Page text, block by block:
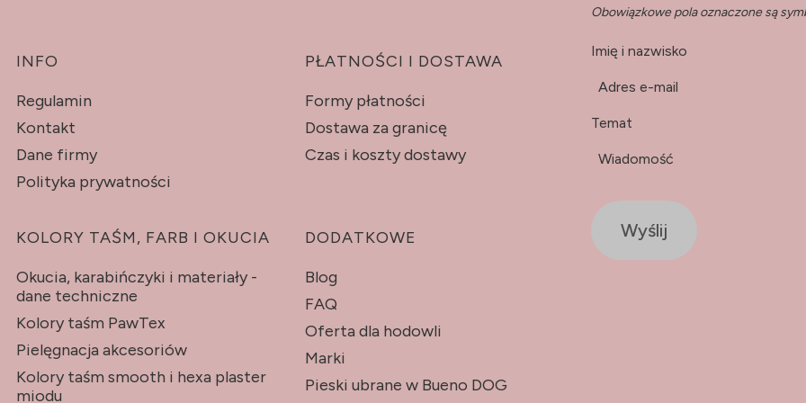
Linki w stopce
INFO
Regulamin
Kontakt
Dane firmy
Polityka prywatności
PŁATNOŚCI I DOSTAWA
Formy płatności
Dostawa za granicę
Czas i koszty dostawy
KOLORY TAŚM, FARB I OKUCIA
Okucia, karabińczyki i materiały -
dane techniczne
Kolory taśm PawTex
Pielęgnacja akcesoriów
Kolory taśm smooth i hexa plaster
miodu
DODATKOWE
Blog
FAQ
Oferta dla hodowli
Marki
Pieski ubrane w Bueno DOG
Obowiązkowe pola oznaczone są
Imię i nazwisko
Adres e-mail
Temat
Wiadomość
Wyślij